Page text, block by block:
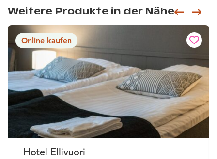
Weitere Produkte in der Nähe
Online kaufen
Hotel Ellivuori
Siirry